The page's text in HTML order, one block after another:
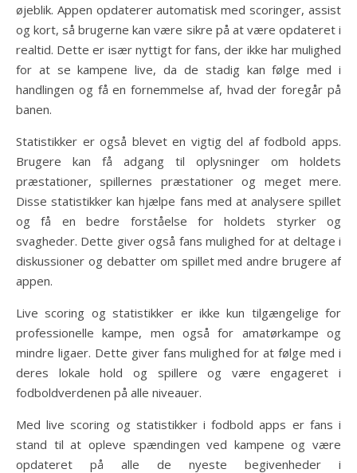
øjeblik. Appen opdaterer automatisk med scoringer, assist
og kort, så brugerne kan være sikre på at være opdateret i
realtid. Dette er især nyttigt for fans, der ikke har mulighed
for at se kampene live, da de stadig kan følge med i
handlingen og få en fornemmelse af, hvad der foregår på
banen.
Statistikker er også blevet en vigtig del af fodbold apps.
Brugere kan få adgang til oplysninger om holdets
præstationer, spillernes præstationer og meget mere.
Disse statistikker kan hjælpe fans med at analysere spillet
og få en bedre forståelse for holdets styrker og
svagheder. Dette giver også fans mulighed for at deltage i
diskussioner og debatter om spillet med andre brugere af
appen.
Live scoring og statistikker er ikke kun tilgængelige for
professionelle kampe, men også for amatørkampe og
mindre ligaer. Dette giver fans mulighed for at følge med i
deres lokale hold og spillere og være engageret i
fodboldverdenen på alle niveauer.
Med live scoring og statistikker i fodbold apps er fans i
stand til at opleve spændingen ved kampene og være
opdateret på alle de nyeste begivenheder i